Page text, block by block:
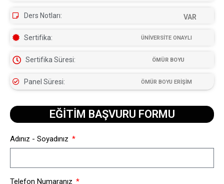
Ders Notları: VAR
Sertifika: ÜNİVERSİTE ONAYLI
Sertifika Süresi: ÖMÜR BOYU
Panel Süresi: ÖMÜR BOYU ERİŞİM
EĞİTİM BAŞVURU FORMU​
Adınız - Soyadınız
Telefon Numaranız